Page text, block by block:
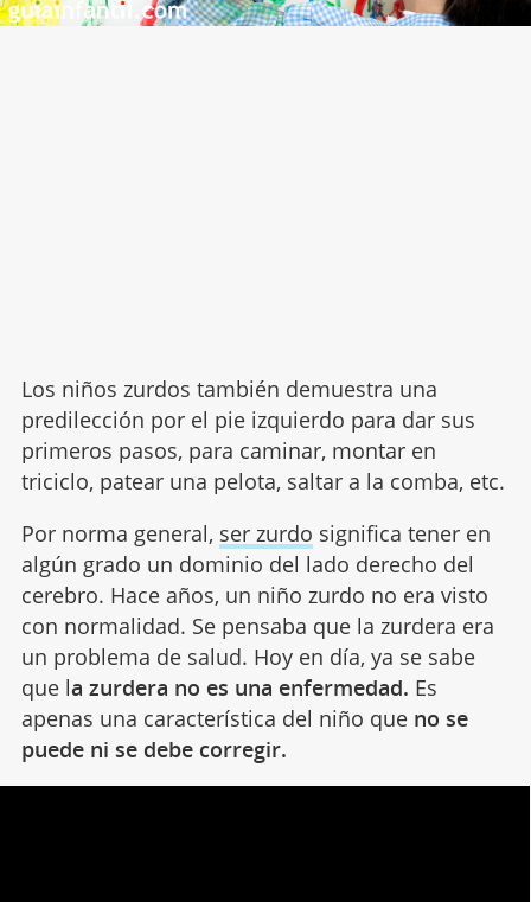
Los niños zurdos también demuestra una
predilección por el pie izquierdo para dar sus
primeros pasos, para caminar, montar en
triciclo, patear una pelota, saltar a la comba, etc.
Por norma general, ser zurdo significa tener en
algún grado un dominio del lado derecho del
cerebro. Hace años, un niño zurdo no era visto
con normalidad. Se pensaba que la zurdera era
un problema de salud. Hoy en día, ya se sabe
que la zurdera no es una enfermedad. Es
apenas una característica del niño que no se
puede ni se debe corregir.